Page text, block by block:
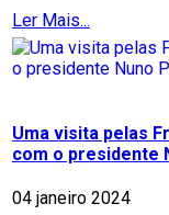
Ler Mais...
Uma visita pelas
com o presidente
04 janeiro 2024